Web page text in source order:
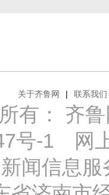
关于齐鲁网 | 联系我们
有： 齐
号-1 网
闻信息